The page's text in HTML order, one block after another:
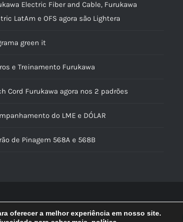
Electric Fiber and Cable, Furukawa
LatAm e OFS agora são Lightera
green it
e Treinamento Furukawa
Cord Furukawa agora nos 2 padrões
do LME e DÓLAR
de Pinagem 568A e 568B
oferecer a melhor experiência em nosso site.